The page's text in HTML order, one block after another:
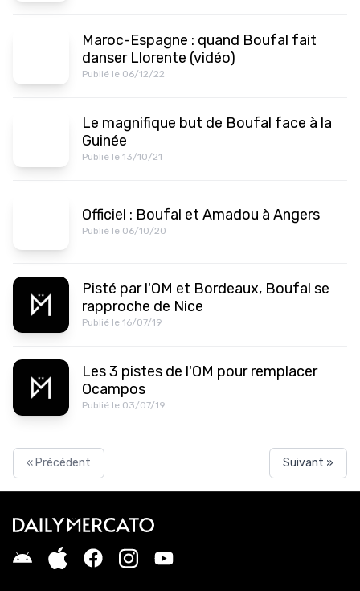
Maroc-Espagne : quand Boufal fait
danser Llorente (vidéo)
Publié le 06/12/22
Le magnifique but de Boufal face à la
Guinée
Publié le 13/10/21
Officiel : Boufal et Amadou à Angers
Publié le 06/10/20
Pisté par l'OM et Bordeaux, Boufal se
rapproche de Nice
Publié le 16/07/19
Les 3 pistes de l'OM pour remplacer
Ocampos
Publié le 03/07/19
« Précédent Suivant »